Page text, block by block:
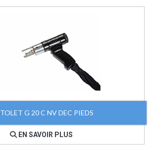
G 20 C NV DEC PIEDS
EN SAVOIR PLUS